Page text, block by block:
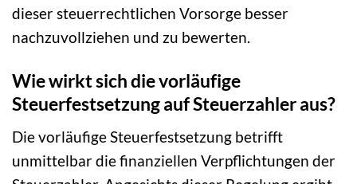
dieser steuerrechtlichen Vorsorge besser
nachzuvollziehen und zu bewerten.
Wie wirkt sich die vorläufige
Steuerfestsetzung auf Steuerzahler aus?
Die vorläufige Steuerfestsetzung betrifft
unmittelbar die finanziellen Verpflichtungen der